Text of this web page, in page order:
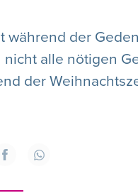
der
alle nötigen
der